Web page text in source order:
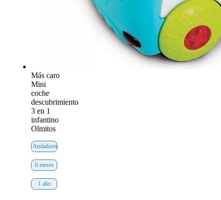
Más caro
Mini
coche
descubrimiento
3 en 1
infantino
Olmitos
Andadores
6 meses
1 año